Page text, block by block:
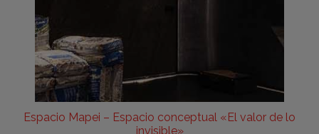
Espacio Mapei – Espacio conceptual «El valor de lo
invisible»